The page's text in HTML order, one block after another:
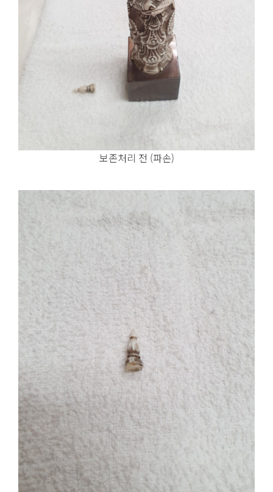
보존처리 전 (파손)